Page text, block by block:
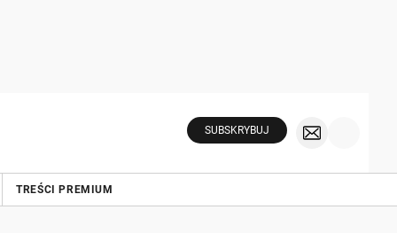
SUBSKRYBUJ
TREŚCI PREMIUM